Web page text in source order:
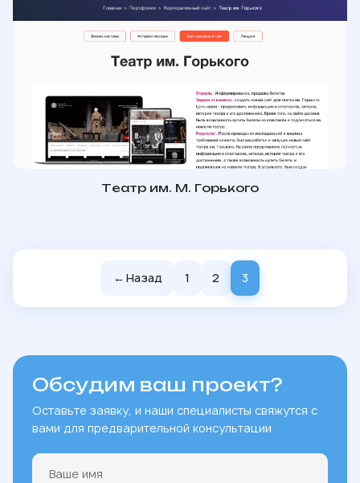
Театр им. М. Горького
← Назад 1 2 3
Обсудим ваш проект?
Оставьте заявку, и наши специалисты свяжутся с
вами для предварительной консультации